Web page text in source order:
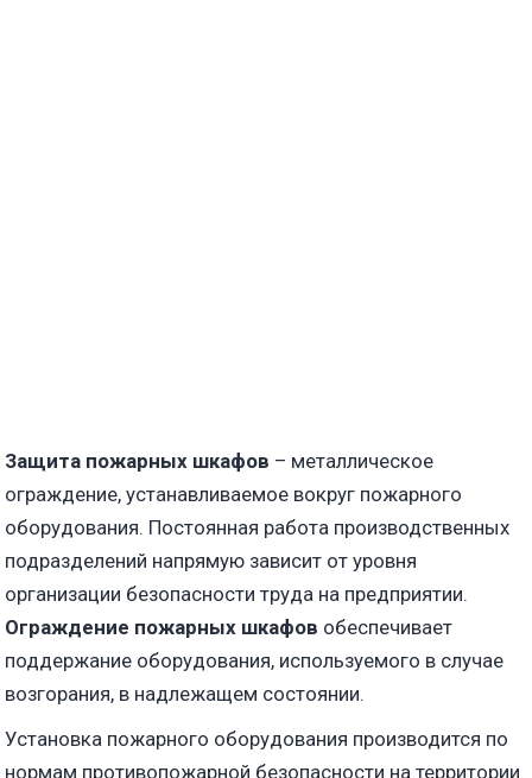
Защита пожарных шкафов – металлическое
ограждение, устанавливаемое вокруг пожарного
оборудования. Постоянная работа производственных
подразделений напрямую зависит от уровня
организации безопасности труда на предприятии.
Ограждение пожарных шкафов обеспечивает
поддержание оборудования, используемого в случае
возгорания, в надлежащем состоянии.
Установка пожарного оборудования производится по
нормам противопожарной безопасности на территории